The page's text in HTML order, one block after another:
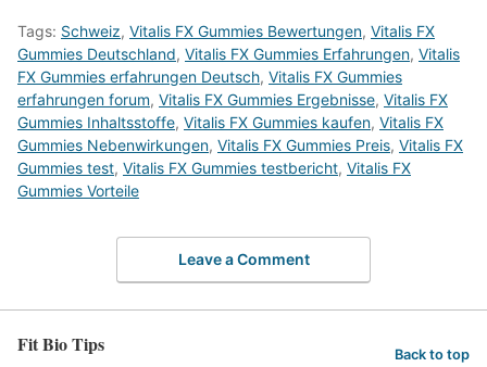
Tags: Schweiz, Vitalis FX Gummies Bewertungen, Vitalis FX
Gummies Deutschland, Vitalis FX Gummies Erfahrungen, Vitalis
FX Gummies erfahrungen Deutsch, Vitalis FX Gummies
erfahrungen forum, Vitalis FX Gummies Ergebnisse, Vitalis FX
Gummies Inhaltsstoffe, Vitalis FX Gummies kaufen, Vitalis FX
Gummies Nebenwirkungen, Vitalis FX Gummies Preis, Vitalis FX
Gummies test, Vitalis FX Gummies testbericht, Vitalis FX
Gummies Vorteile
Leave a Comment
Fit Bio Tips Back to top